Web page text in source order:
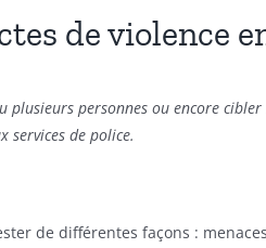
de violence
plusieurs personnes ou encore cibler
services de police.
de différentes façons :